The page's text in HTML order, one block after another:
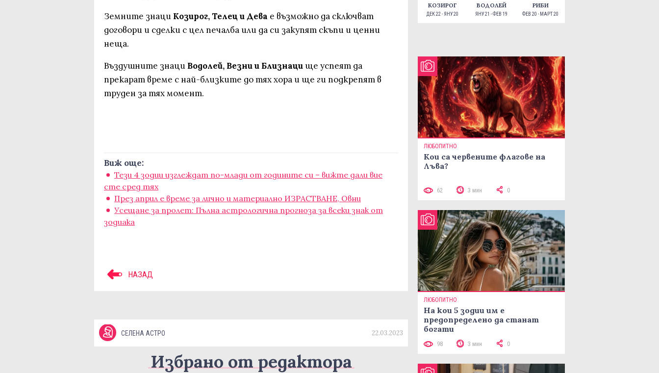
Земните знаци Козирог, Телец и Дева е възможно да сключват
договори и сделки с цел печалба или да си закупят скъпи и ценни
неща.
Въздушните знаци Водолей, Везни и Близнаци ще успеят да
прекарат време с най-близките до тях хора и ще ги подкрепят в
труден за тях момент.
Виж още:
Тези 4 зодии изглеждат по-млади от годините си – вижте дали вие
сте сред тях
През април е време за лично и материално ИЗРАСТВАНЕ, Овни
Усещане за пролет: Пълна астрологична прогноза за всеки знак от
зодиака
НАЗАД
СЕЛЕНА АСТРО 22.03.2023
Избрано от редактора
КОЗИРОГ
ДЕК 22 - ЯНУ 20
ВОДОЛЕЙ
ЯНУ 21 - ФЕВ 19
РИБИ
ФЕВ 20 - МАРТ 20
ЛЮБОПИТНО
Кои са червените флагове на
Лъва?
62 3 мин 0
ЛЮБОПИТНО
На кои 5 зодии им е
предопределено да станат
богати
98 3 мин 0